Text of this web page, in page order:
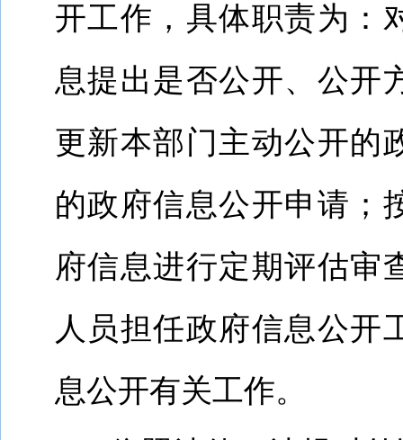
开工作，具体职责为：
息提出是否公开、公开
更新本部门主动公开的
的政府信息公开申请；
府信息进行定期评估审
人员担任政府信息公开
息公开有关工作。